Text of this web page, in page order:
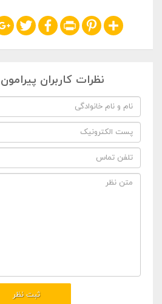
Share
Pinterest
Print
Facebook
Twitter
نظرات کاربران